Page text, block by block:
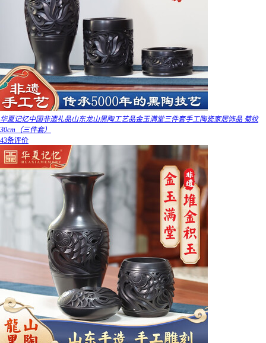
华夏记忆中国非遗礼品山东龙山黑陶工艺品金玉满堂三件套手工陶瓷家居饰品 菊纹
30cm（三件套）
43条评价